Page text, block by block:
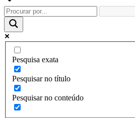
Pesquisa exata
Pesquisar no título
Pesquisar no conteúdo